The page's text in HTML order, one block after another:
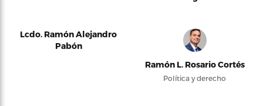
Lcdo. Ramón Alejandro
Pabón
Ramón L. Rosario Cortés
Política y derecho